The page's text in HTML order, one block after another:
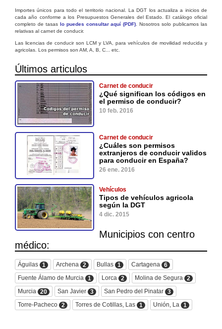
Importes únicos para todo el territorio nacional. La DGT los actualiza a inicios de
cada año conforme a los Presupuestos Generales del Estado. El catálogo oficial
completo de tasas lo puedes consultar aquí (PDF) . Nosotros solo publicamos las
relativas al carnet de conducir.
Las licencias de conducir son LCM y LVA, para vehículos de movilidad reducida y
agricolas. Los permisos son AM, A, B, C... etc.
Últimos articulos
Carnet de conducir
¿Qué significan los códigos en
el permiso de conducir?
10 feb. 2016
Carnet de conducir
¿Cuáles son permisos
extranjeros de conducir validos
para conducir en España?
26 ene. 2016
Vehículos
Tipos de vehículos agricola
según la DGT
4 dic. 2015
Municipios con centro
médico:
Águilas 1 Archena 2 Bullas 1 Cartagena
6
Fuente Álamo de Murcia
1 Lorca 2 Molina de Segura
2
Murcia
20 San Javier 3 San Pedro del Pinatar 3
Torre-Pacheco 2 Torres de Cotillas, Las 1 Unión, La 1